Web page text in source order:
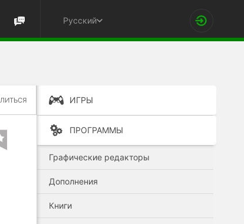
Русский
ИГРЫ
ПРОГРАММЫ
Графические редакторы
Дополнения
Книги